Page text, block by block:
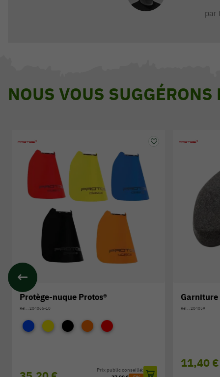
par
NOUS VOUS SUGGÉRONS
Protège-nuque Protos®
Réf. : 204065-10
Prix public conseillé:
Garniture
Réf. : 204059
11,40 €